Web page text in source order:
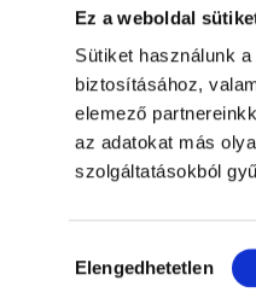
Ez a weboldal
Sütiket használunk
biztosításához,
elemező
az adatokat más
szolgáltatásokból
kiválasztása
Elengedhetetlen
4400